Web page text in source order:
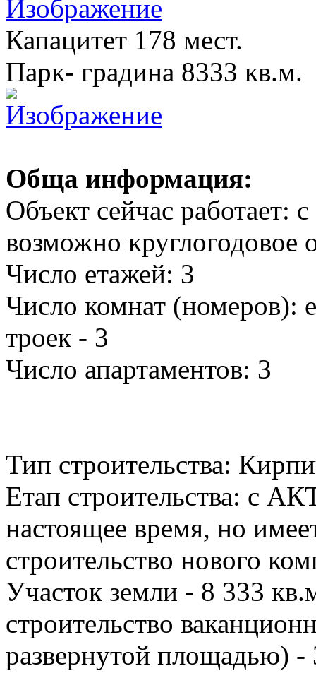
Капацитет 178 мест.
Парк- градина 8333 кв.м.
Обща информация:
Объект сейчас работает:
возможно круглогодовое
Число етажей: 3
Число комнат (номеров):
троек - 3
Число апартаментов: 3
Тип строительства:
Етап строительства: с
настоящее время, но
строительство нового
Участок земли - 8 333
строительство
развернутой площадью) -